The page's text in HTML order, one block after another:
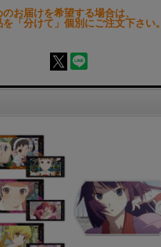
お届けを希望する場合は、
「分けて」個別にご注文下さい。